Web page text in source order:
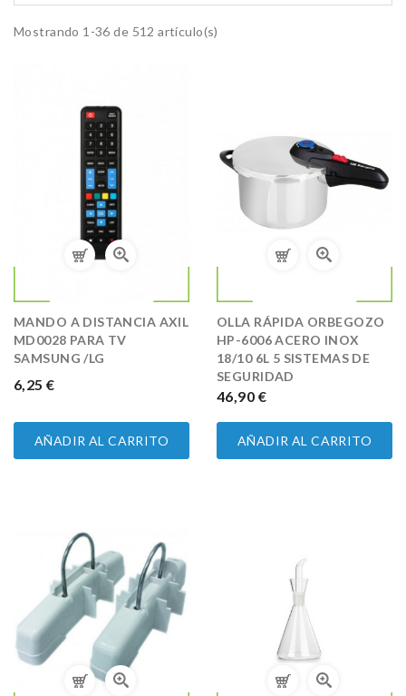
Mostrando 1-36 de 512 artículo(s)
MANDO A DISTANCIA AXIL
MD0028 PARA TV
SAMSUNG /LG
PRECIO
6,25 €
AÑADIR AL CARRITO
OLLA RÁPIDA ORBEGOZO
HP-6006 ACERO INOX
18/10 6L 5 SISTEMAS DE
SEGURIDAD
PRECIO
46,90 €
AÑADIR AL CARRITO